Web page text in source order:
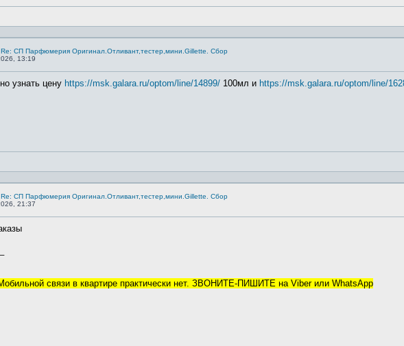
Re: СП Парфюмерия Оригинал.Отливант,тестер,мини.Gillette. Сбор
13:19
узнать цену https://msk.galara.ru/optom/line/14899/ 100мл и https://msk.galara.ru/optom/line/
Re: СП Парфюмерия Оригинал.Отливант,тестер,мини.Gillette. Сбор
21:37
связи в квартире практически нет. ЗВОНИТЕ-ПИШИТЕ на Viber или WhatsApp